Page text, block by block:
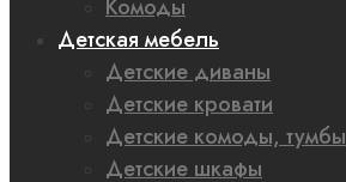
Комоды
Детская мебель
Детские диваны
Детские кровати
Детские комоды, тумбы
Детские шкафы